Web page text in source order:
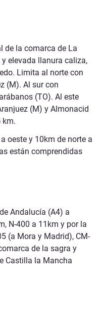
de la comarca de La
elevada llanura caliza,
Limita al norte con
(M). Al sur con
(TO). Al este
(M) y Almonacid
km.
oeste y 10km de norte a
están comprendidas
Andalucía (A4) a
N-400 a 11km y por la
(a Mora y Madrid), CM-
de la sagra y
Castilla la Mancha